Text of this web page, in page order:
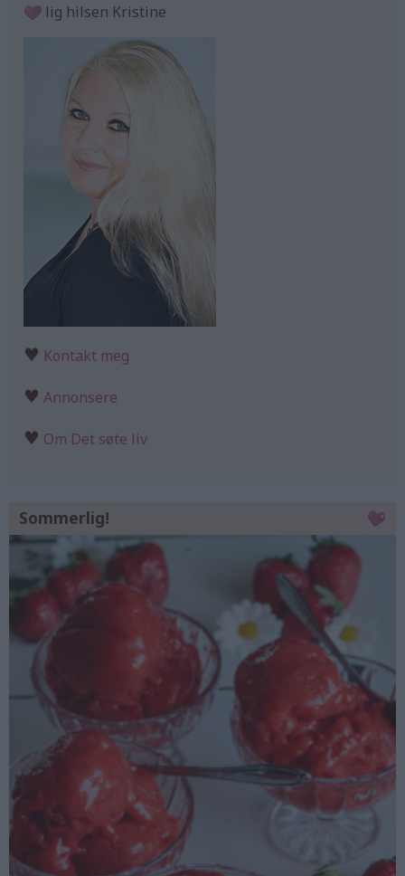
lig hilsen Kristine
♥ Kontakt meg
♥ Annonsere
♥ Om Det søte liv
Sommerlig!